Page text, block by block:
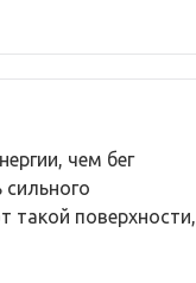
чем бег
такой поверхности,